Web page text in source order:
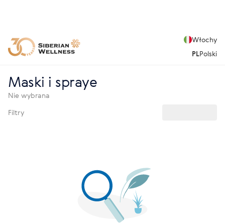
Włochy
PLPolski
Maski i spraye
Nie wybrana
Filtry